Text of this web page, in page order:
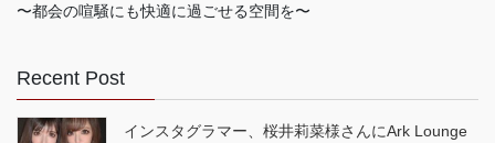
〜都会の喧騒にも快適に過ごせる空間を〜
Recent Post
インスタグラマー、桜井莉菜様さんにArk Lounge